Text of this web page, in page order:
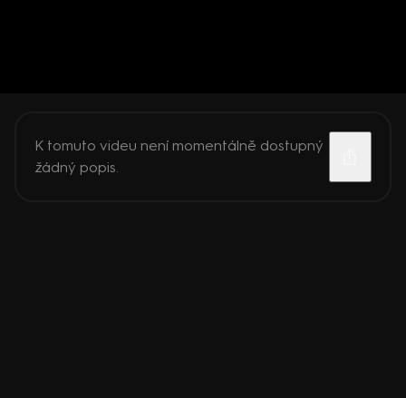
K tomuto videu není momentálně dostupný
žádný popis.